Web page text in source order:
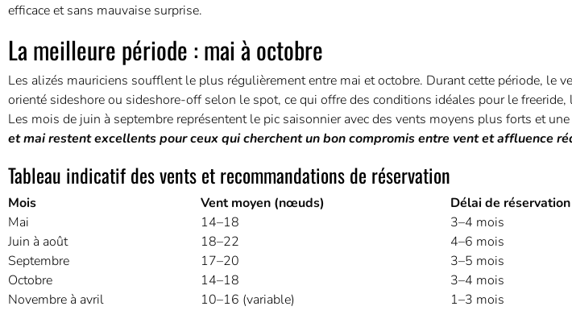
efficace et sans mauvaise surprise.
La meilleure période : mai à octobre
Les alizés mauriciens soufflent le plus régulièrement entre mai et octobre. Durant cette période, le
orienté sideshore ou sideshore-off selon le spot, ce qui offre des conditions idéales pour le
Les mois de juin à septembre représentent le pic saisonnier avec des vents moyens plus forts et
et mai restent excellents pour ceux qui cherchent un bon compromis entre vent et affluence
Tableau indicatif des vents et recommandations de réservation
Mois Vent moyen (nœuds)
Délai de
Mai
14–18
3–4 mois
Juin à août
18–22
4–6 mois
Septembre
17–20
3–5 mois
Octobre
14–18
3–4 mois
Novembre à avril
10–16 (variable) 1–3 mois